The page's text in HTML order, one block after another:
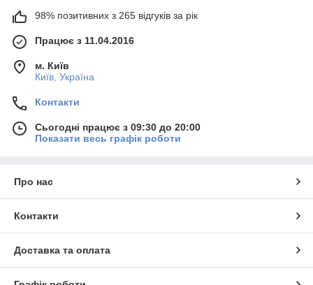
98% позитивних з 265 відгуків за рік
Працює з 11.04.2016
м. Київ
Київ, Україна
Контакти
Сьогодні працює з 09:30 до 20:00
Показати весь графік роботи
Про нас
Контакти
Доставка та оплата